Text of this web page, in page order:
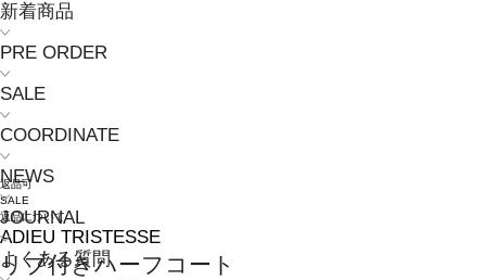
新着商品
PRE ORDER
SALE
COORDINATE
NEWS
JOURNAL
よくある質問
返品可
SALE
返品について
ADIEU TRISTESSE
リブ付きハーフコート